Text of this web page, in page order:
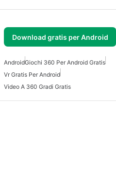
Download gratis per Android
AndroidGiochi 360 Per Android Gratis
Vr Gratis Per Android
Video A 360 Gradi Gratis